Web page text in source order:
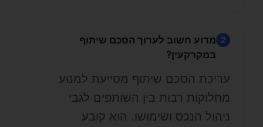
2 מדוע חשוב לערוך הסכם שיתוף
במקרקעין?
עריכת הסכם שיתוף מסייעת למנוע
מחלוקות רבות בין השותפים לגבי
ניהול הנכס ושימושו. הוא קובע